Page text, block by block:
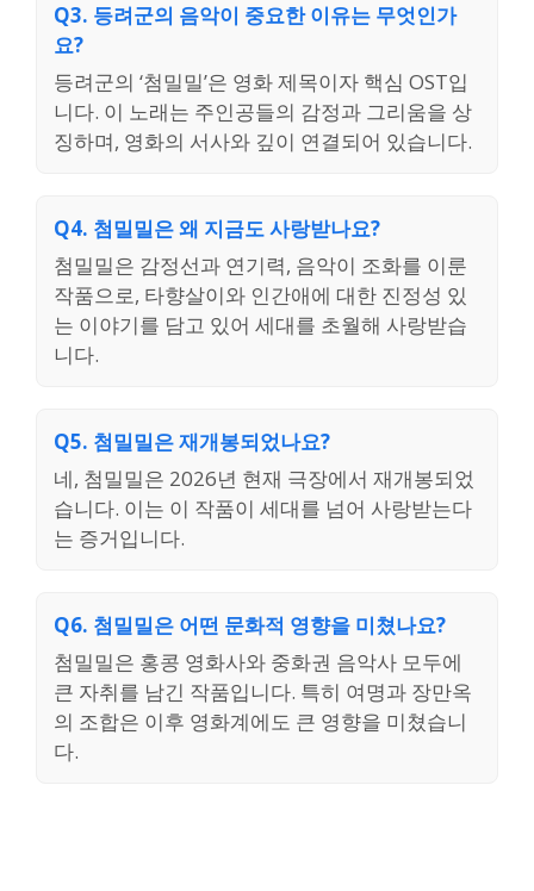
Q3. 등려군의 음악이 중요한 이유는 무엇인가
요?
등려군의 ‘첨밀밀’은 영화 제목이자 핵심 OST입
니다. 이 노래는 주인공들의 감정과 그리움을 상
징하며, 영화의 서사와 깊이 연결되어 있습니다.
Q4. 첨밀밀은 왜 지금도 사랑받나요?
첨밀밀은 감정선과 연기력, 음악이 조화를 이룬
작품으로, 타향살이와 인간애에 대한 진정성 있
는 이야기를 담고 있어 세대를 초월해 사랑받습
니다.
Q5. 첨밀밀은 재개봉되었나요?
네, 첨밀밀은 2026년 현재 극장에서 재개봉되었
습니다. 이는 이 작품이 세대를 넘어 사랑받는다
는 증거입니다.
Q6. 첨밀밀은 어떤 문화적 영향을 미쳤나요?
첨밀밀은 홍콩 영화사와 중화권 음악사 모두에
큰 자취를 남긴 작품입니다. 특히 여명과 장만옥
의 조합은 이후 영화계에도 큰 영향을 미쳤습니
다.